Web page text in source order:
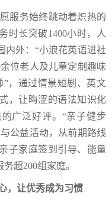
服务始终跳动着炽热的
时长突破1400小时，人
内外：“小浪花英语进社
位老人及儿童定制趣味
，通过情景短剧、英文
，让晦涩的语法知识化
广泛好评。“亲子健步
公益活动，从前期路线
子家庭签到引导、能量
超200组家庭。
，让优秀成为习惯